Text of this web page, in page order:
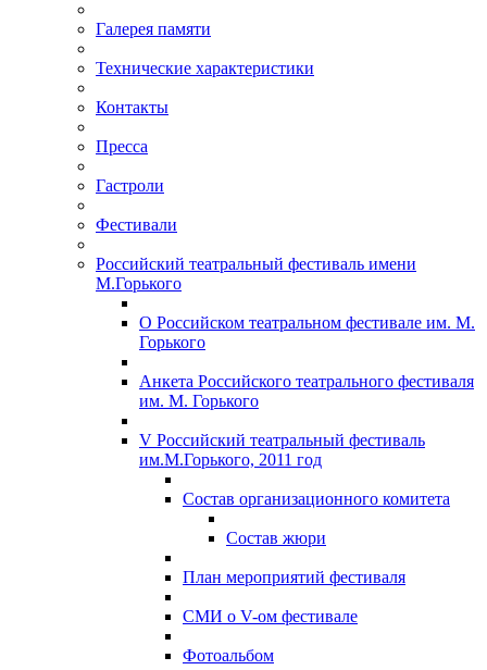
Галерея памяти
Технические характеристики
Контакты
Пресса
Гастроли
Фестивали
Российский театральный фестиваль имени
М.Горького
О Российском театральном фестивале им. М.
Горького
Анкета Российского театрального фестиваля
им. М. Горького
V Российский театральный фестиваль
им.М.Горького, 2011 год
Состав организационного комитета
Состав жюри
План мероприятий фестиваля
СМИ о V-ом фестивале
Фотоальбом